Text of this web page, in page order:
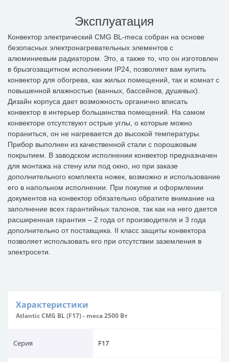
Эксплуатация
Конвектор электрический CMG BL-meca собран на основе
безопасных электронагревательных элементов с
алюминиевым радиатором. Это, а также то, что он изготовлен
в брызгозащитном исполнении IP24, позволяет вам купить
конвектор для обогрева, как жилых помещений, так и комнат с
повышенной влажностью (ванных, бассейнов, душевых).
Дизайн корпуса дает возможность органично вписать
конвектор в интерьер большинства помещений. На самом
конвекторе отсутствуют острые углы, о которые можно
пораниться, он не нагревается до высокой температуры.
Прибор выполнен из качественной стали с порошковым
покрытием. В заводском исполнении конвектор предназначен
для монтажа на стену или под окно, но при заказе
дополнительного комплекта ножек, возможно и использование
его в напольном исполнении. При покупке и оформлении
документов на конвектор обязательно обратите внимание на
заполнение всех гарантийных талонов, так как на него дается
расширенная гарантия – 2 года от производителя и 3 года
дополнительно от поставщика. II класс защиты конвектора
позволяет использовать его при отсутствии заземления в
электросети.
Характеристики
Atlantic CMG BL (F17) - meca 2500 Вт
Серия F17